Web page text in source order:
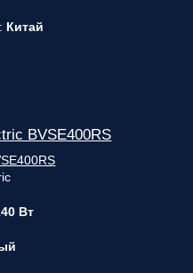
Китай
BVSE400RS
Вт